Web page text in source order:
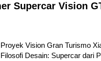
Supercar Vision
Vision Gran Turismo
Desain: Supercar dari